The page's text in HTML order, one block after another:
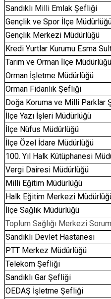
Sandıklı Milli Emlak Şefliği
Gençlik ve Spor İlçe
Gençlik Merkezi Müdürlüğü
Kredi Yurtlar Kurumu Esma
Tarım ve Orman İlçe Müdürlüğü
Orman İşletme Müdürlüğü
Orman Fidanlık Şefliği
Doğa Koruma ve Milli Parklar
İlçe Yazı İşleri Müdürlüğü
İlçe Nüfus Müdürlüğü
İlçe Özel İdare Müdürlüğü
100. Yıl Halk Kütüphanesi
Vergi Dairesi Müdürlüğü
Milli Eğitim Müdürlüğü
Halk Eğitim Merkezi
İlçe Sağlık Müdürlüğü
Toplum Sağlığı Merkezi
Sandıklı Devlet Hastanesi
PTT Merkez Müdürlüğü
Telekom Şefliği
Sandıklı Gar Şefliği
OEDAŞ İşletme Şefliği